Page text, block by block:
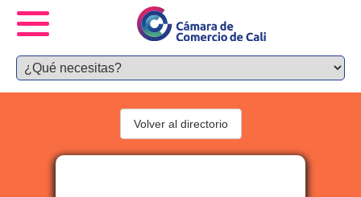
Volver al directorio